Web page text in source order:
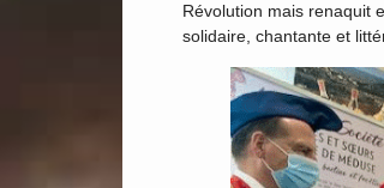
Révolution mais renaquit
solidaire, chantante et